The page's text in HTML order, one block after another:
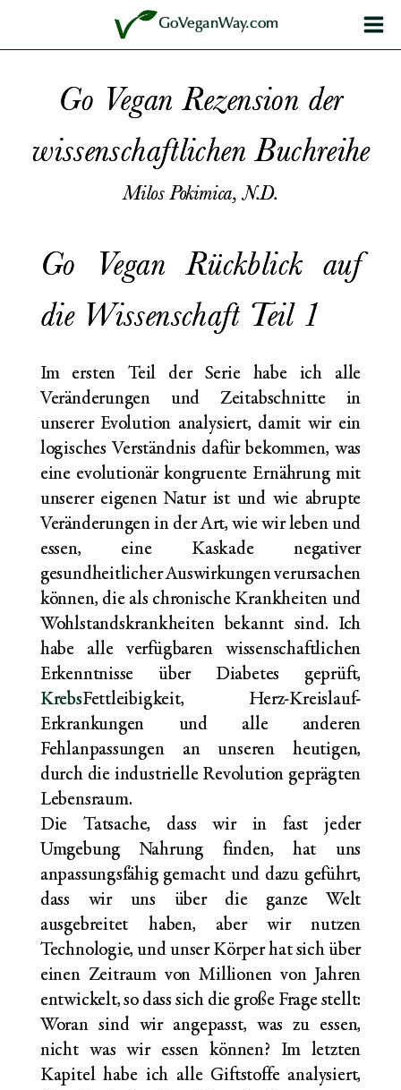
GoVeganWay.com
Go Vegan Rezension der
wissenschaftlichen Buchreihe
Milos Pokimica, N.D.
Go Vegan Rückblick auf
die Wissenschaft Teil 1
Im ersten Teil der Serie habe ich alle
Veränderungen und Zeitabschnitte in
unserer Evolution analysiert, damit wir ein
logisches Verständnis dafür bekommen, was
eine evolutionär kongruente Ernährung mit
unserer eigenen Natur ist und wie abrupte
Veränderungen in der Art, wie wir leben und
essen, eine Kaskade negativer
gesundheitlicher Auswirkungen verursachen
können, die als chronische Krankheiten und
Wohlstandskrankheiten bekannt sind. Ich
habe alle verfügbaren wissenschaftlichen
Erkenntnisse über Diabetes geprüft,
KrebsFettleibigkeit, Herz-Kreislauf-
Erkrankungen und alle anderen
Fehlanpassungen an unseren heutigen,
durch die industrielle Revolution geprägten
Lebensraum.
Die Tatsache, dass wir in fast jeder
Umgebung Nahrung finden, hat uns
anpassungsfähig gemacht und dazu geführt,
dass wir uns über die ganze Welt
ausgebreitet haben, aber wir nutzen
Technologie, und unser Körper hat sich über
einen Zeitraum von Millionen von Jahren
entwickelt, so dass sich die große Frage stellt:
Woran sind wir angepasst, was zu essen,
nicht was wir essen können? Im letzten
Kapitel habe ich alle Giftstoffe analysiert,